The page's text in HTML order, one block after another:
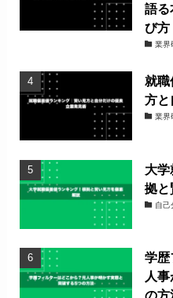
語る
び方
業界
就職
方と
業界
大
拠と
自己
学歴
人
の方